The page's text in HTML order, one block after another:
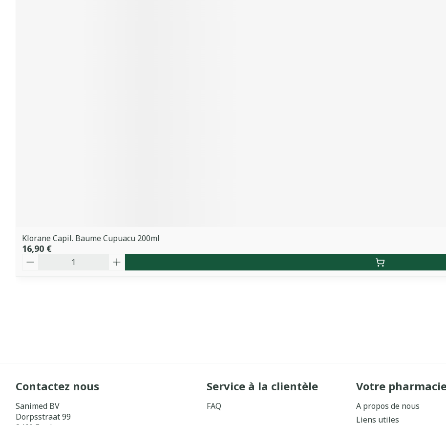
Klorane Capil. Baume Cupuacu 200ml
16,90 €
Contactez nous
Sanimed BV
Dorpsstraat 99
Service à la clientèle
FAQ
Votre
A propos de nous
Liens utiles